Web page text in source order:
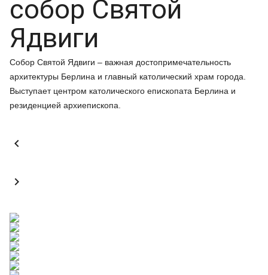
собор Святой
Ядвиги
Собор Святой Ядвиги – важная достопримечательность
архитектуры Берлина и главный католический храм города.
Выступает центром католического епископата Берлина и
резиденцией архиепископа.

